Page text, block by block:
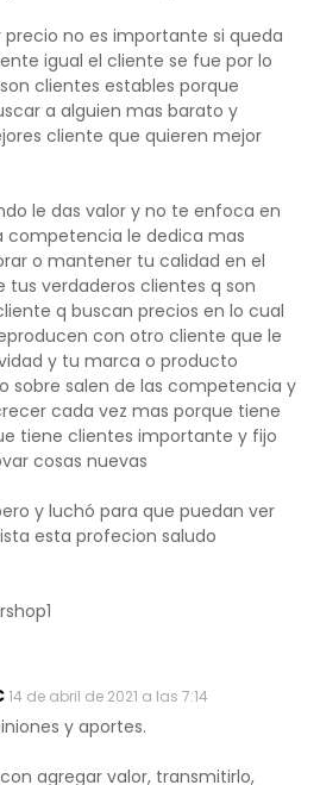
precio no es importante si queda
igual el cliente se fue por lo
clientes estables porque
a alguien mas barato y
cliente que quieren mejor
le das valor y no te enfoca en
competencia le dedica mas
o mantener tu calidad en el
tus verdaderos clientes q son
q buscan precios en lo cual
con otro cliente que le
y tu marca o producto
sobre salen de las competencia y
cada vez mas porque tiene
tiene clientes importante y fijo
cosas nuevas
y luchó para que puedan ver
esta profecion saludo
14 de abril de 2021 a las 7:14
y aportes.
agregar valor, transmitirlo,